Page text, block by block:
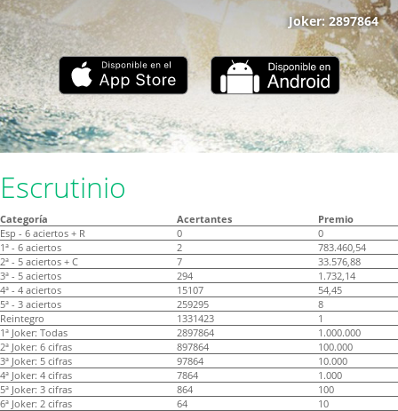
Joker: 2897864
Escrutinio
Categoría Acertantes
Premio
Esp - 6 aciertos + R
0
0
1ª - 6 aciertos
2
783.460,54
2ª - 5 aciertos + C
7
33.576,88
3ª - 5 aciertos
294
1.732,14
4ª - 4 aciertos
15107
54,45
5ª - 3 aciertos
259295
8
Reintegro
1331423
1
1ª Joker: Todas
2897864
1.000.000
2ª Joker: 6 cifras
897864
100.000
3ª Joker: 5 cifras
97864
10.000
4ª Joker: 4 cifras
7864
1.000
5ª Joker: 3 cifras
864
100
6ª Joker: 2 cifras
64 10